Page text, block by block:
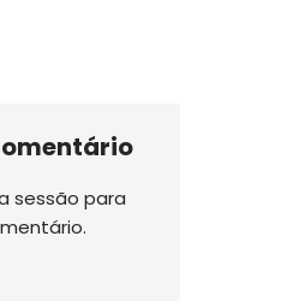
sessão para